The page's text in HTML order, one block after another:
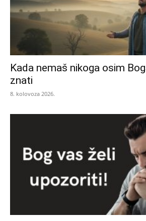
Kada nemaš nikoga osim
znati
8. kolovoza 2026.